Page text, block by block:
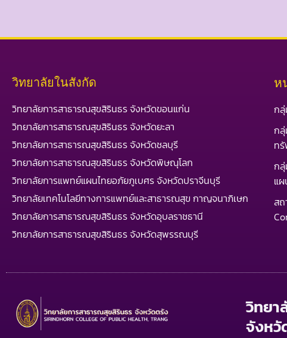
วิทยาลัยในสังกัด
วิทยาลัยการสาธารณสุขสิรินธร จังหวัดขอนแก่น
วิทยาลัยการสาธารณสุขสิรินธร จังหวัดยะลา
วิทยาลัยการสาธารณสุขสิรินธร จังหวัดชลบุรี
วิทยาลัยการสาธารณสุขสิรินธร จังหวัดพิษณุโลก
วิทยาลัยการแพทย์แผนไทยอภัยภูเบศร จังหวัดปราจีนบุรี
วิทยาลัยเทคโนโลยีทางการแพทย์และสาธารณสุข กาญจนาภิเษก
วิทยาลัยการสาธารณสุขสิรินธร จังหวัดอุบลราชธานี
วิทยาลัยการสาธารณสุขสิรินธร จังหวัดสุพรรณบุรี
ห
กลุ่
กลุ่
ท
ก
แ
ส
วิทยา
จังหวั